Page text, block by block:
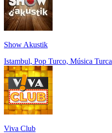
Show Akustik
Istambul, Pop Turco, Música Turca
Viva Club